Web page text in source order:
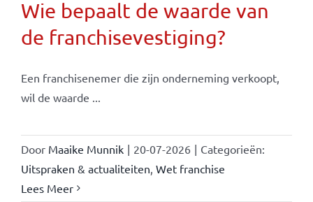
Wie bepaalt de waarde van
de franchisevestiging?
Een franchisenemer die zijn onderneming verkoopt,
wil de waarde ...
Door Maaike Munnik | 20-07-2026 | Categorieën:
Uitspraken & actualiteiten Wet franchise
Lees Meer